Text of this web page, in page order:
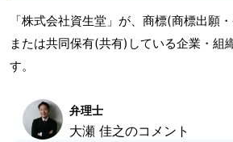
「株式会社資生堂」が、商標(商標出願
または共同保有(共有)している企業・組
す。
弁理士
大瀬 佳之のコメント